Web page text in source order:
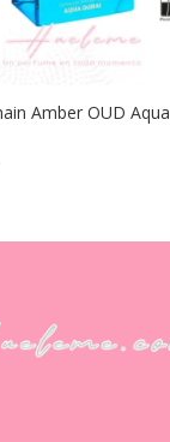
Amber OUD Aqua